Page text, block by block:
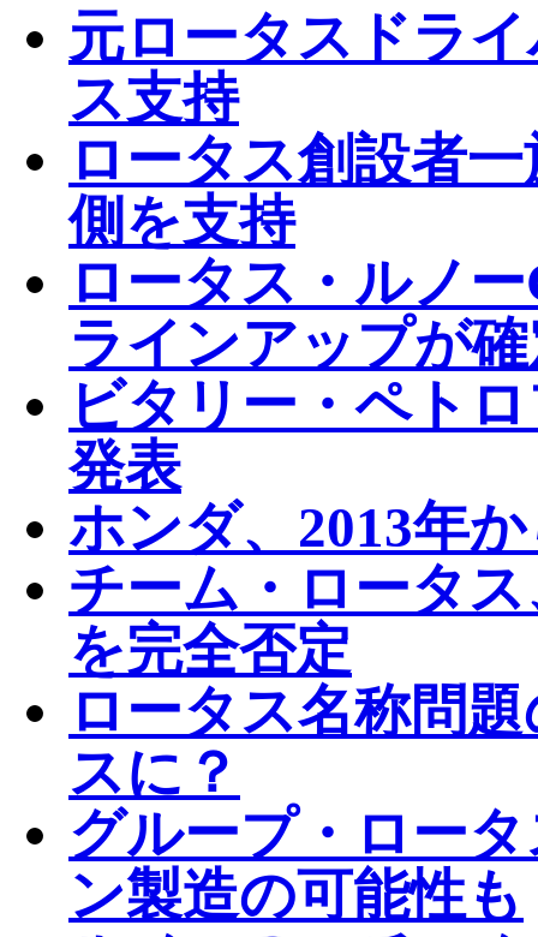
元ロータスドラ
ス支持
ロータス創設者
側を支持
ロータス・ルノ
ラインアップが
ビタリー・ペト
発表
ホンダ、2013年
チーム・ロータ
を完全否定
ロータス名称問
スに？
グループ・ロー
ン製造の可能性も